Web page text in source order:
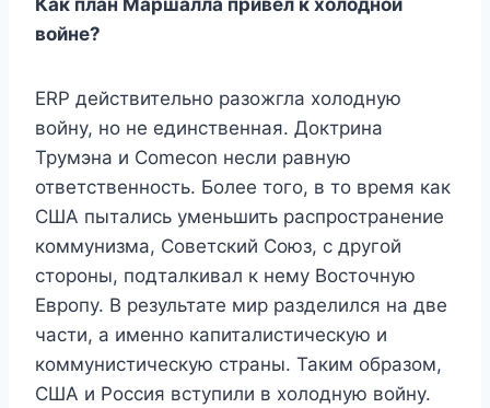
Как план Маршалла привел к холодной
войне?
ERP действительно разожгла холодную
войну, но не единственная. Доктрина
Трумэна и Comecon несли равную
ответственность. Более того, в то время как
США пытались уменьшить распространение
коммунизма, Советский Союз, с другой
стороны, подталкивал к нему Восточную
Европу. В результате мир разделился на две
части, а именно капиталистическую и
коммунистическую страны. Таким образом,
США и Россия вступили в холодную войну.